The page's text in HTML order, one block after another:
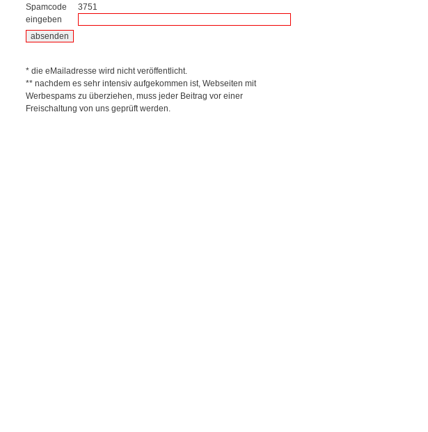
Spamcode
eingeben
3751
* die eMailadresse wird nicht veröffentlicht.
** nachdem es sehr intensiv aufgekommen ist, Webseiten mit
Werbespams zu überziehen, muss jeder Beitrag vor einer
Freischaltung von uns geprüft werden.